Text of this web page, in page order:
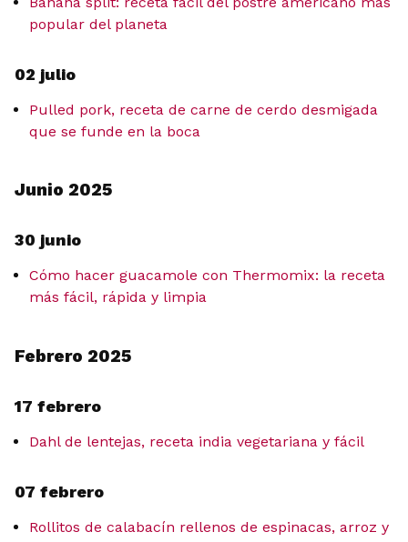
popular del planeta
02 julio
Pulled pork, receta de carne de cerdo desmigada
que se funde en la boca
Junio 2025
30 junio
Cómo hacer guacamole con Thermomix: la receta
más fácil, rápida y limpia
Febrero 2025
17 febrero
Dahl de lentejas, receta india vegetariana y fácil
07 febrero
Rollitos de calabacín rellenos de espinacas, arroz y